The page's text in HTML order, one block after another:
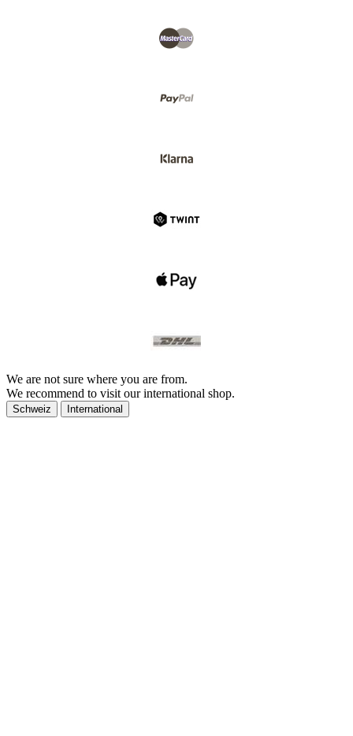
We are not sure where you are from.
We recommend to visit our international shop.
Schweiz International